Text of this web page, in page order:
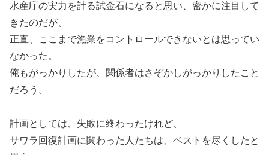
水産庁の実力を計る試金石になると思い、密かに注目して
きたのだが、
正直、ここまで漁業をコントロールできないとは思ってい
なかった。
俺もがっかりしたが、関係者はさぞかしがっかりしたこと
だろう。
計画としては、失敗に終わったけれど、
サワラ回復計画に関わった人たちは、ベストを尽くしたと